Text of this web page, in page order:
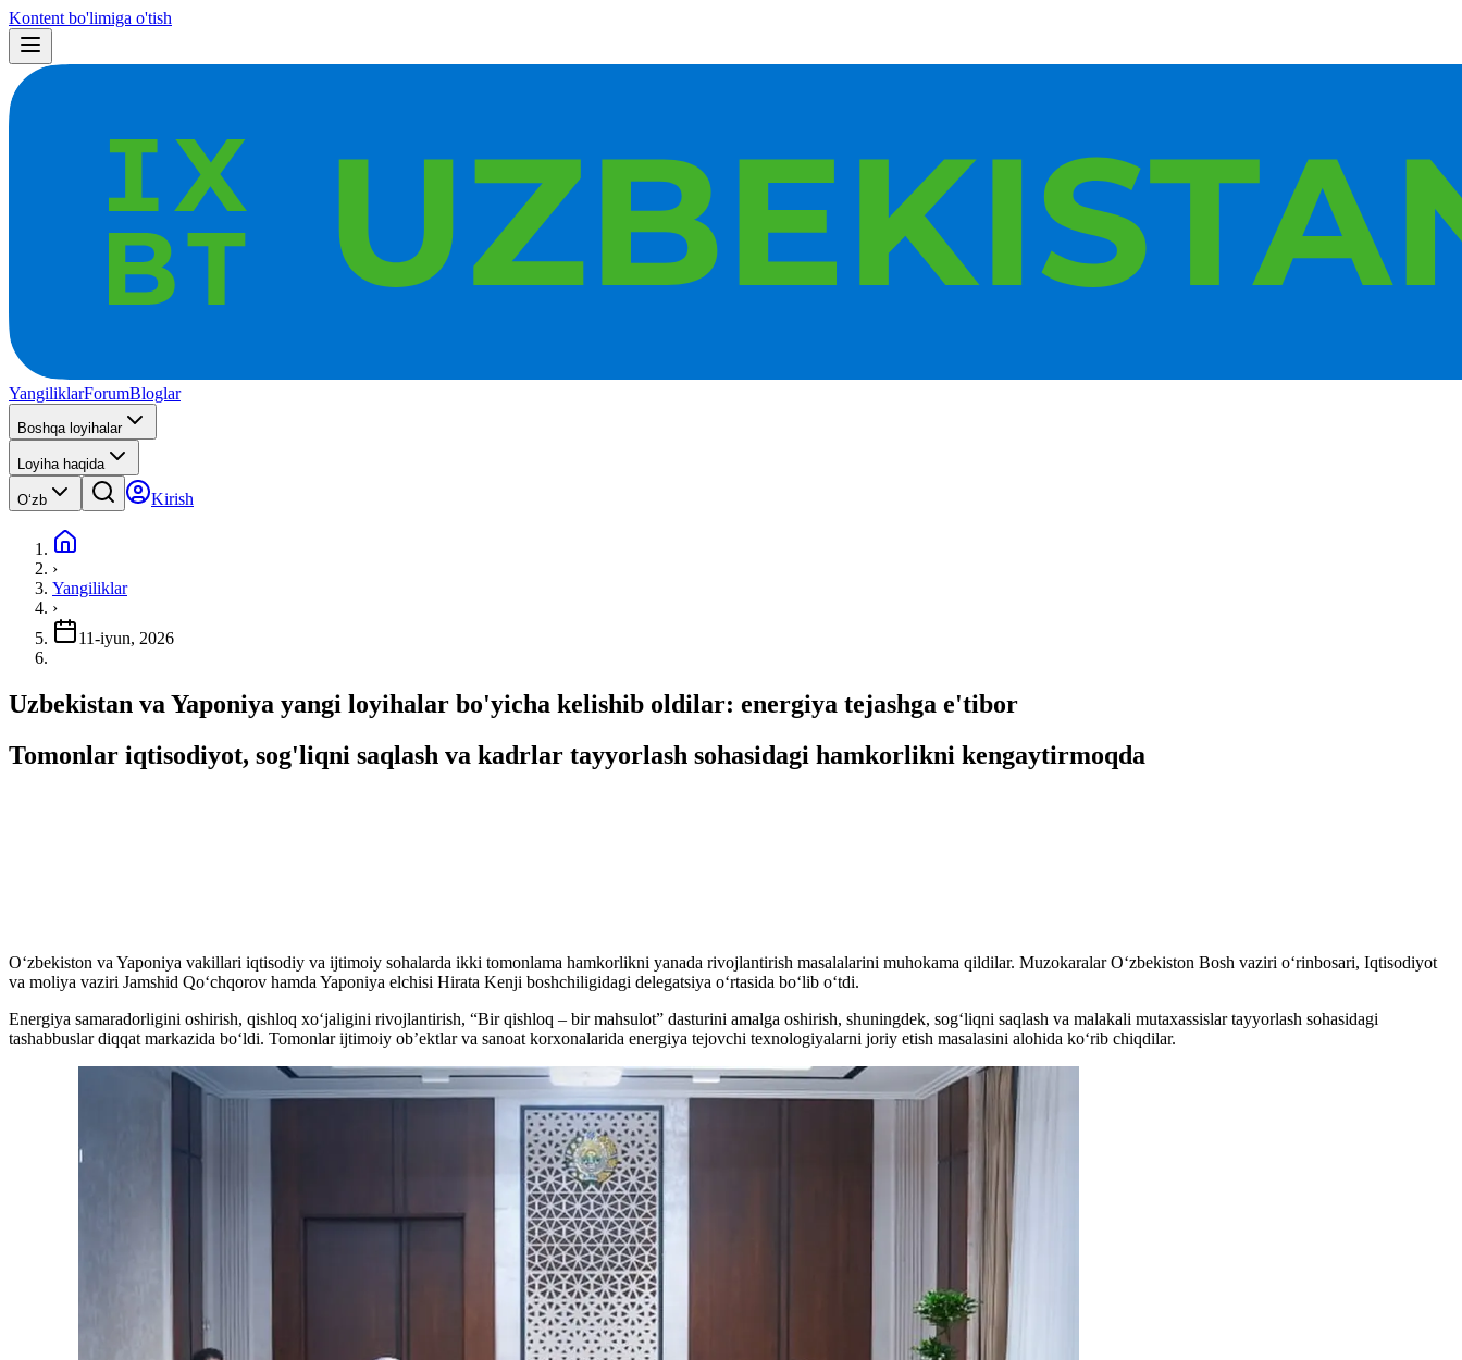
Kontent bo'limiga o'tish
YangiliklarForumBloglar
Boshqa loyihalar
Loyiha haqida
Oʻzb Kirish
›
Yangiliklar
›
11-iyun, 2026
Uzbekistan va Yaponiya yangi loyihalar bo'yicha kelishib oldilar: energiya tejashga e'tibor
Tomonlar iqtisodiyot, sog'liqni saqlash va kadrlar tayyorlash sohasidagi hamkorlikni kengaytirmoqda
O‘zbekiston va Yaponiya vakillari iqtisodiy va ijtimoiy sohalarda ikki tomonlama hamkorlikni yanada rivojlantirish masalalarini muhokama qildilar. Muzokaralar O‘zbekiston Bosh vaziri o‘rinbosari, Iqtisodiyot
va moliya vaziri Jamshid Qo‘chqorov hamda Yaponiya elchisi Hirata Kenji boshchiligidagi delegatsiya o‘rtasida bo‘lib o‘tdi.
Energiya samaradorligini oshirish, qishloq xo‘jaligini rivojlantirish, “Bir qishloq – bir mahsulot” dasturini amalga oshirish, shuningdek, sog‘liqni saqlash va malakali mutaxassislar tayyorlash sohasidagi
tashabbuslar diqqat markazida bo‘ldi. Tomonlar ijtimoiy ob’ektlar va sanoat korxonalarida energiya tejovchi texnologiyalarni joriy etish masalasini alohida ko‘rib chiqdilar.